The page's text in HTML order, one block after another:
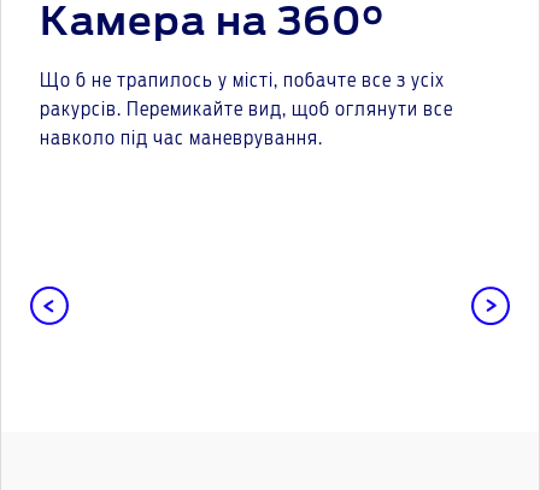
Камера на 360°
Що б не трапилось у місті, побачте все з усіх
ракурсів. Перемикайте вид, щоб оглянути все
навколо під час маневрування.